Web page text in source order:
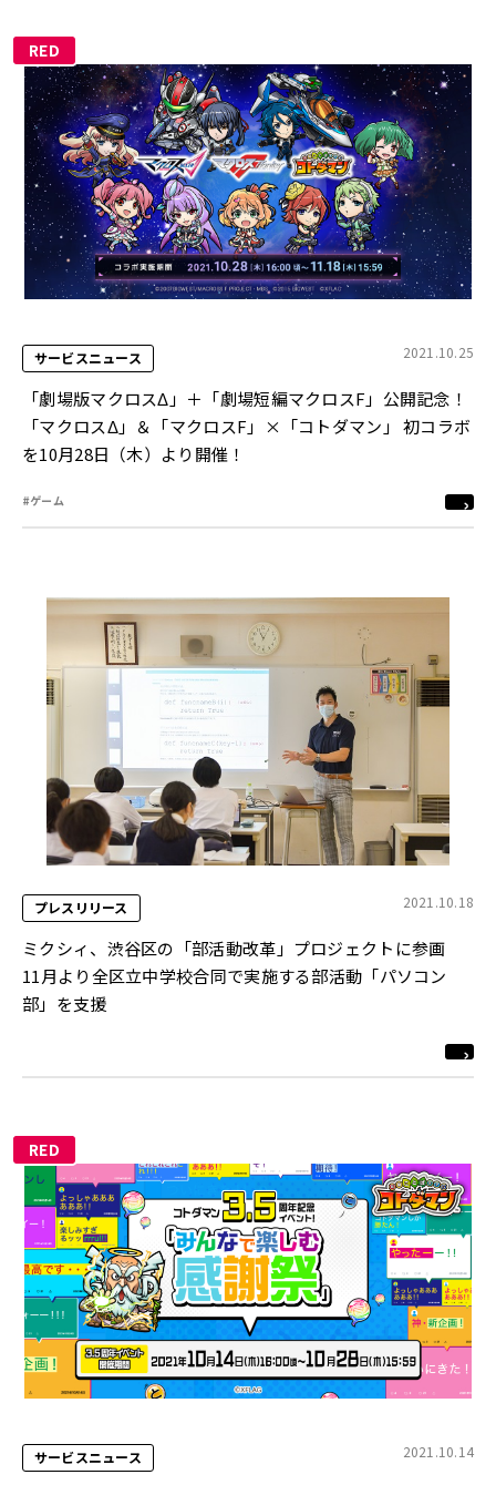
RED
サービスニュース 2021.10.25
「劇場版マクロスΔ」＋「劇場短編マクロスF」公開記念！
「マクロスΔ」＆「マクロスF」×「コトダマン」 初コラボ
を10月28日（木）より開催！
#ゲーム
プレスリリース 2021.10.18
ミクシィ、渋谷区の「部活動改革」プロジェクトに参画
11月より全区立中学校合同で実施する部活動「パソコン
部」を支援
RED
サービスニュース 2021.10.14